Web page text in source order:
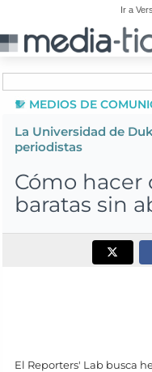
Ir a
MEDIOS DE
La Universidad de
periodistas
Cómo hacer
baratas sin
El Reporters' Lab busca